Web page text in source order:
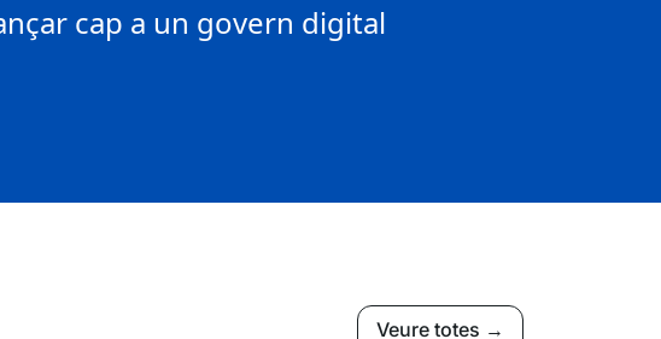
cap a un govern digital
Veure totes →